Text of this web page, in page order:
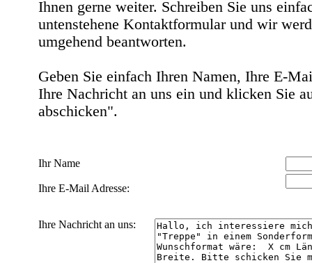
Ihnen gerne weiter. Schreiben Sie uns
untenstehene Kontaktformular und wir
umgehend beantworten.
Geben Sie einfach Ihren Namen, Ihre E-
Ihre Nachricht an uns ein und klicken Sie
abschicken".
Ihr Name
Ihre E-Mail Adresse:
Ihre Nachricht an uns: